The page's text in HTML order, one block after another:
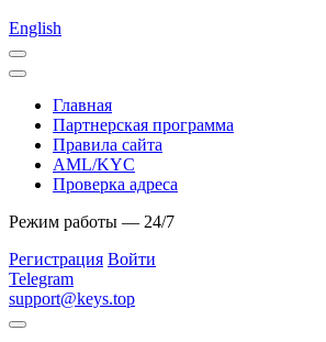
English
Главная
Партнерская программа
Правила сайта
AML/KYC
Проверка адреса
Режим работы — 24/7
Регистрация Войти
Telegram
support@keys.top